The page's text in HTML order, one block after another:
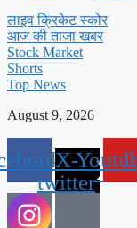
लाइव क्रिकेट स्कोर
आज की ताजा खबर
Stock Market
Shorts
Top News
August 9, 2026
X-
twitter